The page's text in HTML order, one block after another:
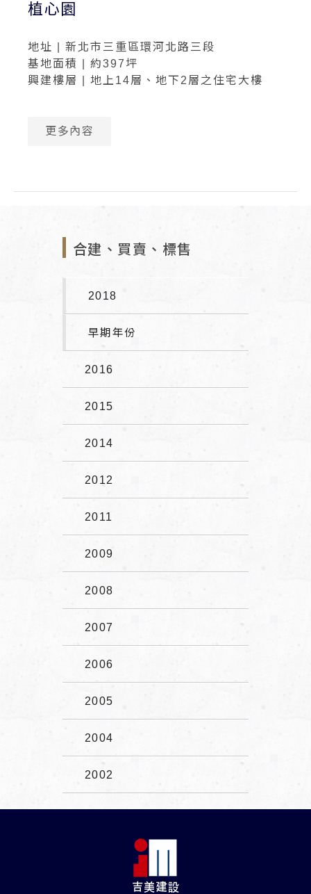
合建、買賣、標售
2018
早期年份
2016
2015
2014
2012
2011
2009
2008
2007
2006
2005
2004
2002
植心園
地址 | 新北市三重區環河北路三段
基地面積 | 約397坪
興建樓層 | 地上14層、地下2層之住宅大樓
更多內容